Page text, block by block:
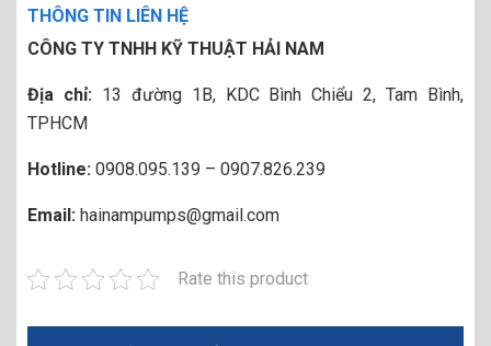
THÔNG TIN LIÊN HỆ
CÔNG TY TNHH KỸ THUẬT HẢI NAM
Địa chỉ:13 đường 1B, KDC Bình Chiểu 2, Tam Bình,
TPHCM
Hotline: 0908.095.139 – 0907.826.239
Email: hainampumps@gmail.com
Rate this product